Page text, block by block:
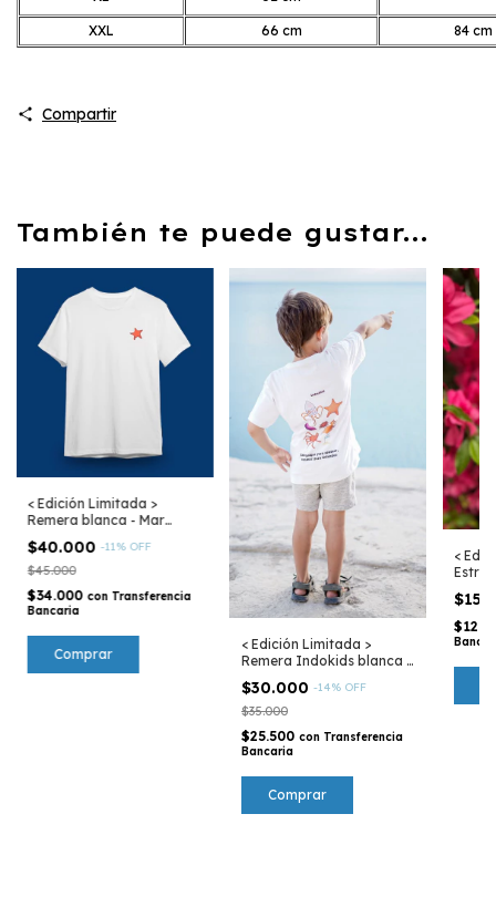
XXL 66 cm 84 cm
Compartir
También te puede gustar...
< Edición Limitada >
Remera blanca - Mar
Argentino
$40.000 -11% OFF
$45.000
$34.000 con Transferencia
Bancaria
Comprar
< Edición Limitada >
Remera Indokids blanca -
Mar Argentino
$30.000 -14% OFF
$35.000
$25.500 con Transferencia
Bancaria
Comprar
<